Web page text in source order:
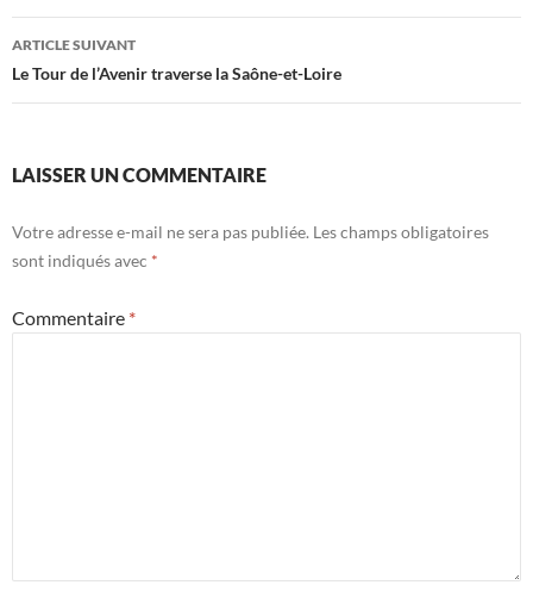
articles
ARTICLE SUIVANT
Le Tour de l’Avenir traverse la Saône-et-Loire
LAISSER UN COMMENTAIRE
Votre adresse e-mail ne sera pas publiée. Les champs obligatoires
sont indiqués avec *
Commentaire *